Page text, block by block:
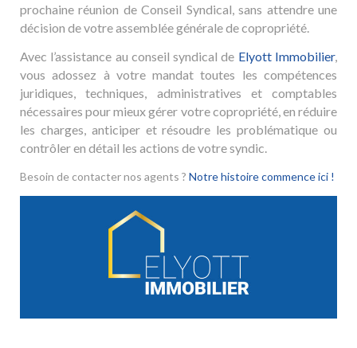
prochaine réunion de Conseil Syndical, sans attendre une
décision de votre assemblée générale de copropriété.
Avec l’assistance au conseil syndical de Elyott Immobilier,
vous adossez à votre mandat toutes les compétences
juridiques, techniques, administratives et comptables
nécessaires pour mieux gérer votre copropriété, en réduire
les charges, anticiper et résoudre les problématique ou
contrôler en détail les actions de votre syndic.
Besoin de contacter nos agents ? Notre histoire commence ici !